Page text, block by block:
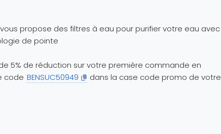
vous propose des filtres à eau pour purifier votre eau avec
de pointe
5% de réduction sur votre première commande en
code BENSUC50949
dans la case code promo de votre